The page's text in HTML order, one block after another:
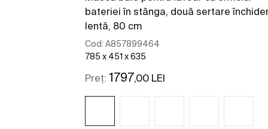
bateriei în stânga, două sertare
lentă, 80 cm
Cod: A857899464
785 x 451 x 635
Preț: 1797,00 LEI